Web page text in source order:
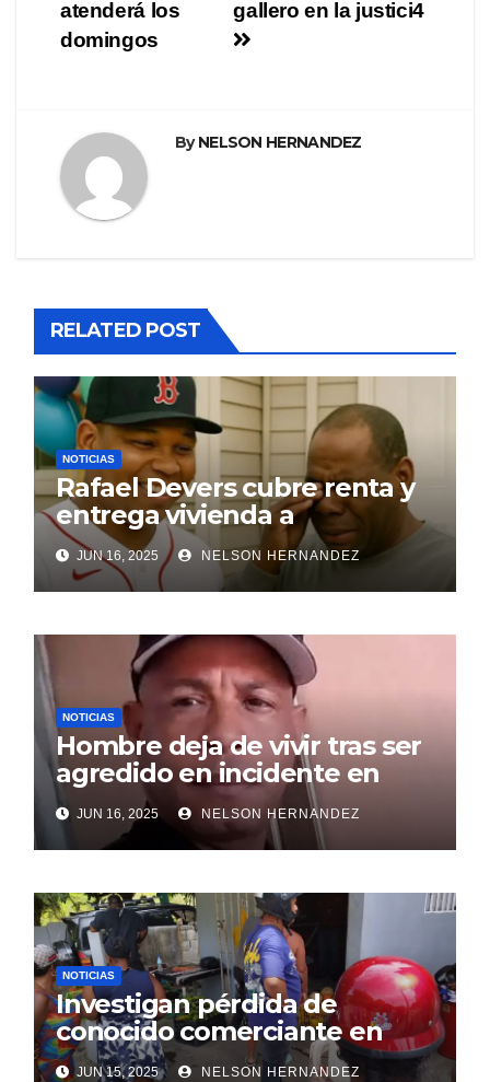
entradas gallero en la justici4
atenderá los
domingos
ByNELSON HERNANDEZ
RELATED POST
NOTICIAS
Rafael Devers cubre renta y
entrega vivienda a
exentrenador en RD
JUN 16, 2025 NELSON HERNANDEZ
NOTICIAS
Hombre deja de vivir tras ser
agredido en incidente en
SDE
JUN 16, 2025 NELSON HERNANDEZ
NOTICIAS
Investigan pérdida de
conocido comerciante en
Sosúa
JUN 15, 2025 NELSON HERNANDEZ